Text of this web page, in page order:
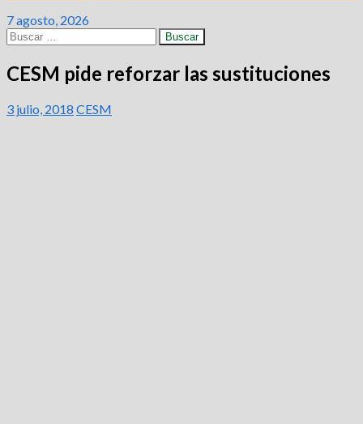
7 agosto, 2026
Buscar:
CESM pide reforzar las sustituciones
3 julio, 2018 CESM